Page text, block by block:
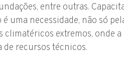
entre outras.
uma necessidade, não só
extremos, onde
recursos técnicos.